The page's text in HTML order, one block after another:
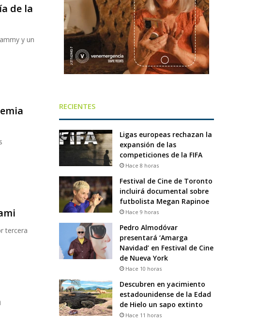
de la
y un
tercera
RECIENTES
Ligas europeas rechazan la
expansión de las
competiciones de la FIFA
Hace 8 horas
Festival de Cine de Toronto
incluirá documental sobre
futbolista Megan Rapinoe
Hace 9 horas
Pedro Almodóvar
presentará ‘Amarga
Navidad’ en Festival de Cine
de Nueva York
Hace 10 horas
Descubren en yacimiento
estadounidense de la Edad
de Hielo un sapo extinto
Hace 11 horas